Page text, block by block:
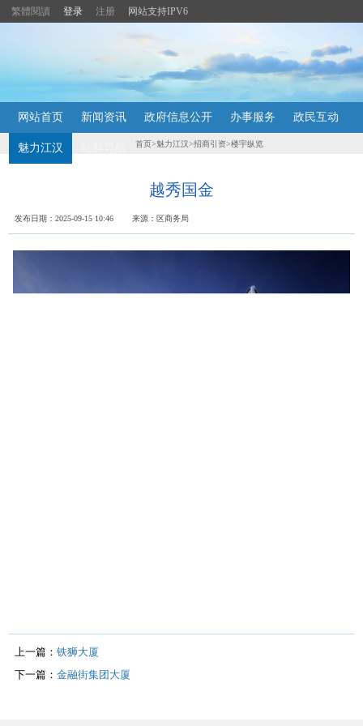
繁體閱讀 登录 注册 网站支持IPV6
航
网站首页 新闻资讯 政府信息公开 办事服务 政民互动
魅力江汉 首页>魅力江汉>招商引资>楼宇纵览
越秀国金
发布日期：2025-09-15 10:46 来源：区商务局
上一篇： 铁狮大厦
下一篇： 金融街集团大厦